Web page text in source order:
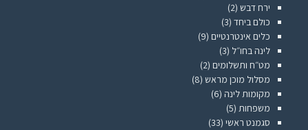
ירח דבש (2)
כולם ביחד (3)
כלים אינטרנטיים (9)
לינה בחו״ל (3)
מט״ח ותשלומים (2)
מסלול מוכן מראש (8)
מקומות לינה (6)
משפחות (5)
סגמנט ראשי (33)